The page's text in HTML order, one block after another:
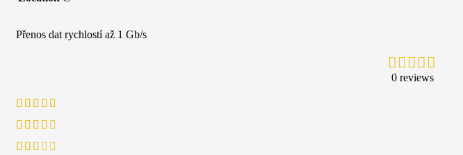
Přenos dat rychlostí až 1 Gb/s
0 reviews